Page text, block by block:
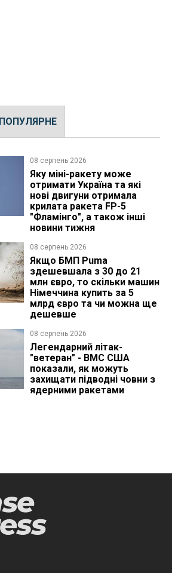
ПОПУЛЯРНЕ
08 серпень 2026
Яку міні-ракету може
отримати Україна та які
нові двигуни отримала
крилата ракета FP-5
"Фламінго", а також інші
новини тижня
08 серпень 2026
Якщо БМП Puma
здешевшала з 30 до 21
млн євро, то скільки машин
Німеччина купить за 5
млрд євро та чи можна ще
дешевше
08 серпень 2026
Легендарний літак-
"ветеран" - ВМС США
показали, як можуть
захищати підводні човни з
ядерними ракетами